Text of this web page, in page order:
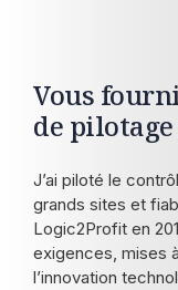
Vous
de
J’ai piloté le
grands sites et
Logic2Profit en
exigences, mises
l’innovation